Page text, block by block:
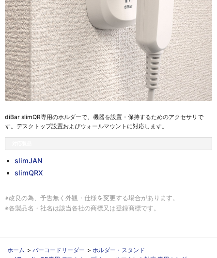
diBar slimQR専用のホルダーで、機器を設置・保持するためのアクセサリで
す。デスクトップ設置およびウォールマウントに対応します。
slimJAN
slimQRX
※改良の為、予告無く外観・仕様を変更する場合があります。
※各製品名・社名は該当各社の商標又は登録商標です。
ホーム > バーコードリーダー > ホルダー・スタンド